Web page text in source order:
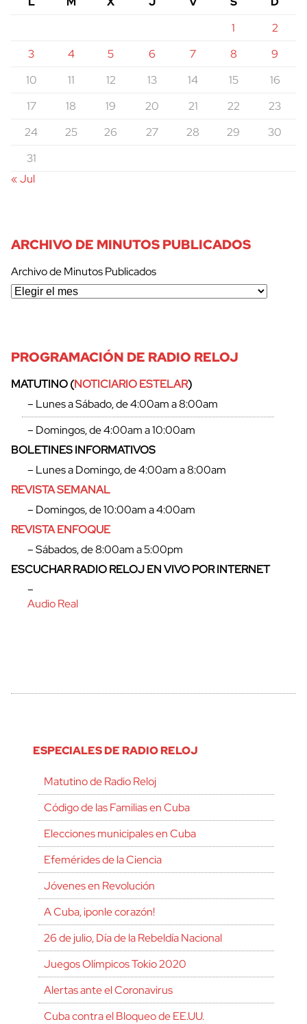
1
2
3
4 5 6 7 8
9
10
11 12 13 14 15
16
17
18 19 20 21 22
23
24
25 26 27 28 29
30
31
« Jul
ARCHIVO DE MINUTOS PUBLICADOS
Archivo de Minutos Publicados
PROGRAMACIÓN DE RADIO RELOJ
MATUTINO (NOTICIARIO ESTELAR)
– Lunes a Sábado, de 4:00am a 8:00am
– Domingos, de 4:00am a 10:00am
BOLETINES INFORMATIVOS
– Lunes a Domingo, de 4:00am a 8:00am
REVISTA SEMANAL
– Domingos, de 10:00am a 4:00am
REVISTA ENFOQUE
– Sábados, de 8:00am a 5:00pm
ESCUCHAR RADIO RELOJ EN VIVO POR INTERNET
–
Audio Real
ESPECIALES DE RADIO RELOJ
Matutino de Radio Reloj
Código de las Familias en Cuba
Elecciones municipales en Cuba
Efemérides de la Ciencia
Jóvenes en Revolución
A Cuba, ¡ponle corazón!
26 de julio, Día de la Rebeldía Nacional
Juegos Olímpicos Tokio 2020
Alertas ante el Coronavirus
Cuba contra el Bloqueo de EE.UU.